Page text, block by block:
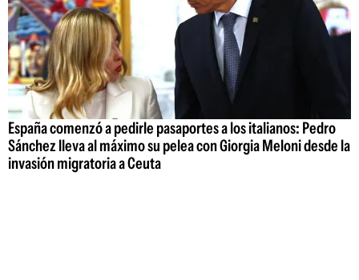
España comenzó a pedirle pasaportes a los italianos: Pedro
Sánchez lleva al máximo su pelea con Giorgia Meloni desde la
invasión migratoria a Ceuta